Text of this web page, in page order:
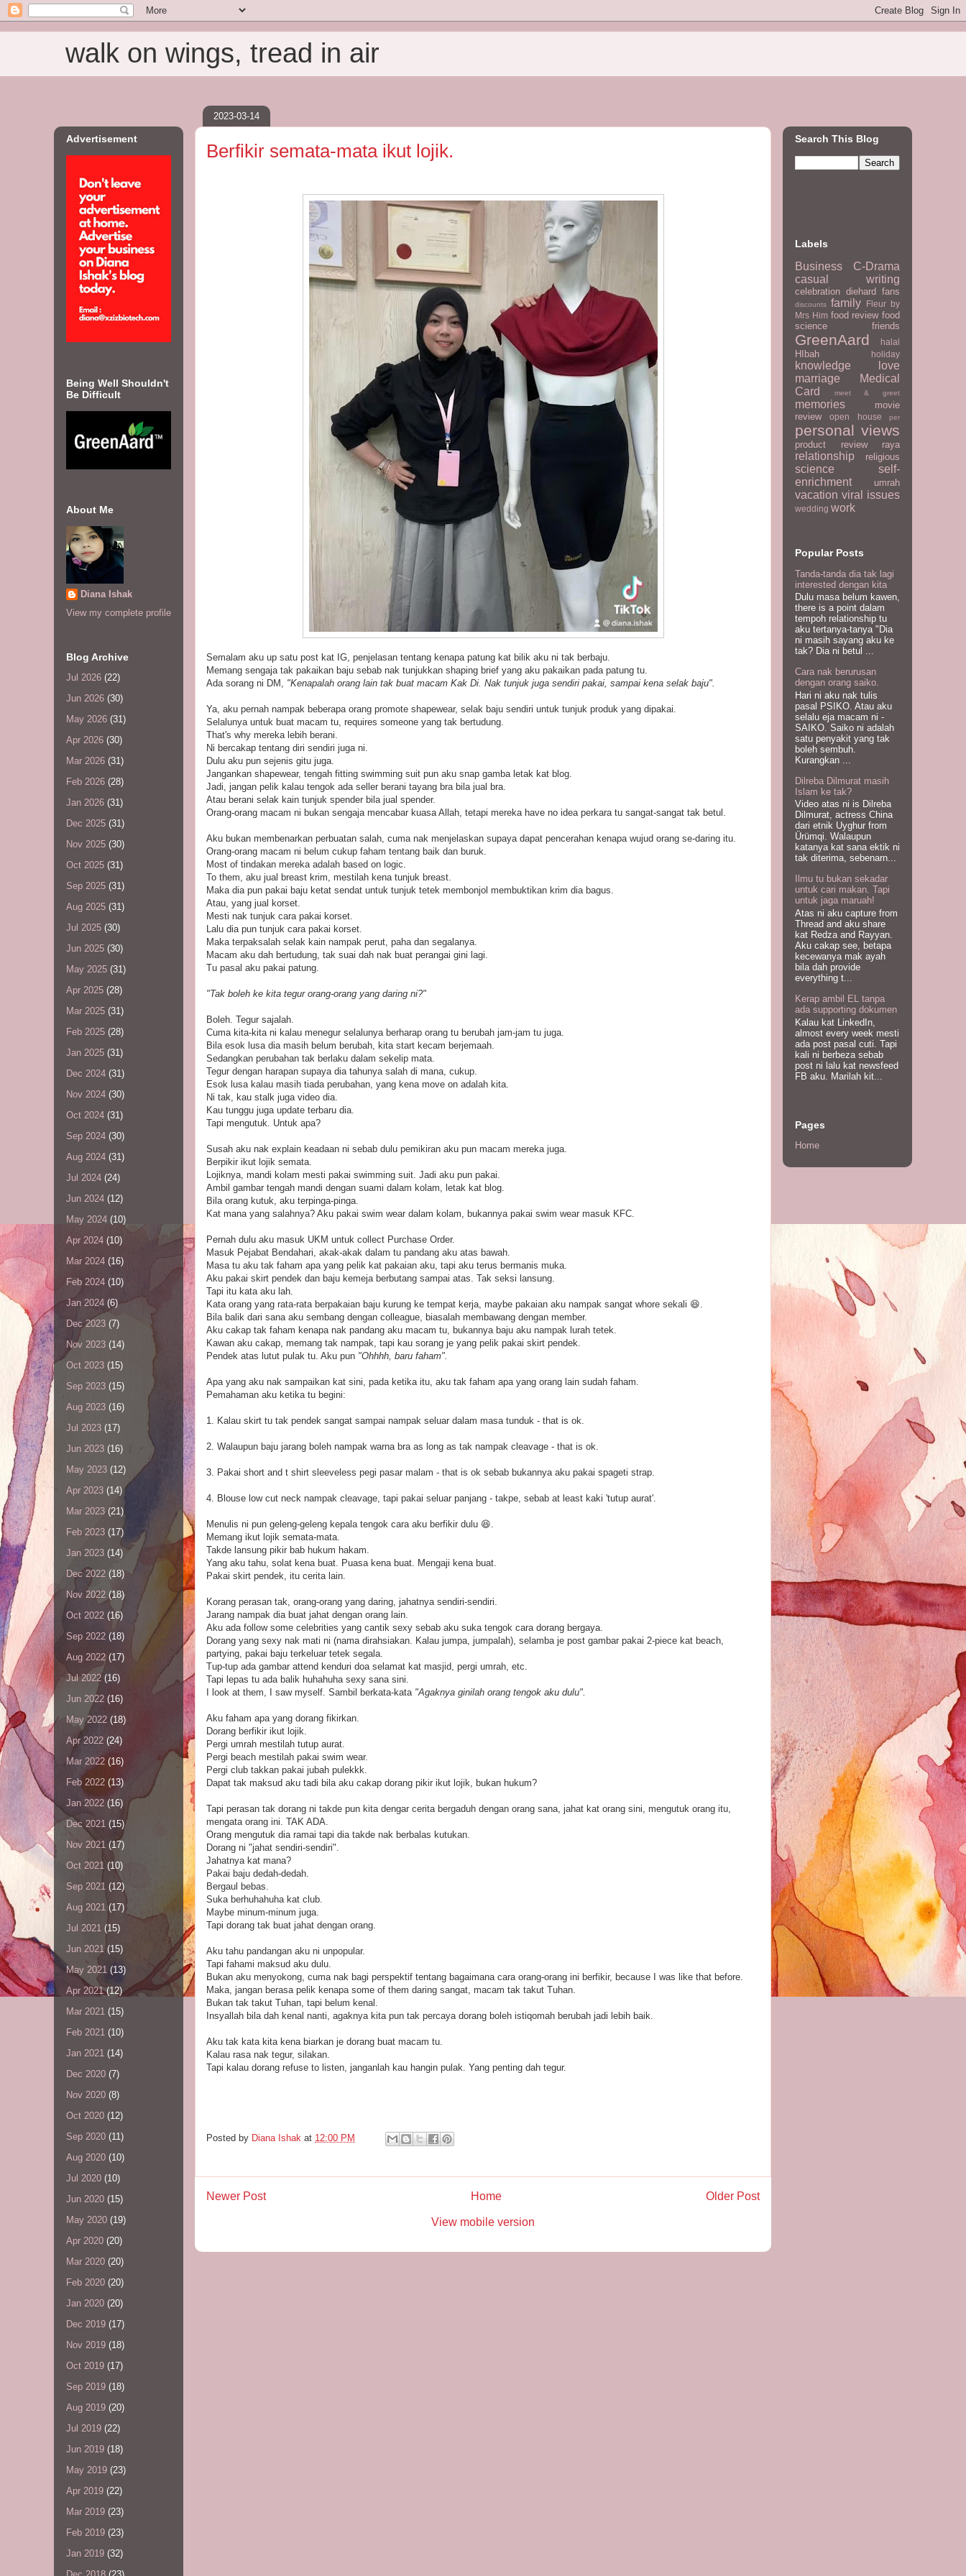
walk on wings, tread in air
2023-03-14
Berfikir semata-mata ikut lojik.
Semalam aku up satu post kat IG, penjelasan tentang kenapa patung kat bilik aku ni tak berbaju.
Memang sengaja tak pakaikan baju sebab nak tunjukkan shaping brief yang aku pakaikan pada patung tu.
Ada sorang ni DM, "Kenapalah orang lain tak buat macam Kak Di. Nak tunjuk juga sendiri pakai, sampai kena selak baju".
Ya, aku pernah nampak beberapa orang promote shapewear, selak baju sendiri untuk tunjuk produk yang dipakai.
Selalunya untuk buat macam tu, requires someone yang tak bertudung.
That's why mereka lebih berani.
Ni bercakap tentang diri sendiri juga ni.
Dulu aku pun sejenis gitu juga.
Jangankan shapewear, tengah fitting swimming suit pun aku snap gamba letak kat blog.
Jadi, jangan pelik kalau tengok ada seller berani tayang bra bila jual bra.
Atau berani selak kain tunjuk spender bila jual spender.
Orang-orang macam ni bukan sengaja mencabar kuasa Allah, tetapi mereka have no idea perkara tu sangat-sangat tak betul.
Aku bukan membenarkan perbuatan salah, cuma nak menjelaskan supaya dapat pencerahan kenapa wujud orang se-daring itu.
Orang-orang macam ni belum cukup faham tentang baik dan buruk.
Most of tindakan mereka adalah based on logic.
To them, aku jual breast krim, mestilah kena tunjuk breast.
Maka dia pun pakai baju ketat sendat untuk tunjuk tetek membonjol membuktikan krim dia bagus.
Atau, yang jual korset.
Mesti nak tunjuk cara pakai korset.
Lalu dia pun tunjuk cara pakai korset.
Maka terpaksalah selak kain nampak perut, paha dan segalanya.
Macam aku dah bertudung, tak suai dah nak buat perangai gini lagi.
Tu pasal aku pakai patung.
"Tak boleh ke kita tegur orang-orang yang daring ni?"
Boleh. Tegur sajalah.
Cuma kita-kita ni kalau menegur selalunya berharap orang tu berubah jam-jam tu juga.
Bila esok lusa dia masih belum berubah, kita start kecam berjemaah.
Sedangkan perubahan tak berlaku dalam sekelip mata.
Tegur dengan harapan supaya dia tahunya salah di mana, cukup.
Esok lusa kalau masih tiada perubahan, yang kena move on adalah kita.
Ni tak, kau stalk juga video dia.
Kau tunggu juga update terbaru dia.
Tapi mengutuk. Untuk apa?
Susah aku nak explain keadaan ni sebab dulu pemikiran aku pun macam mereka juga.
Berpikir ikut lojik semata.
Lojiknya, mandi kolam mesti pakai swimming suit. Jadi aku pun pakai.
Ambil gambar tengah mandi dengan suami dalam kolam, letak kat blog.
Bila orang kutuk, aku terpinga-pinga.
Kat mana yang salahnya? Aku pakai swim wear dalam kolam, bukannya pakai swim wear masuk KFC.
Pernah dulu aku masuk UKM untuk collect Purchase Order.
Masuk Pejabat Bendahari, akak-akak dalam tu pandang aku atas bawah.
Masa tu aku tak faham apa yang pelik kat pakaian aku, tapi aku terus bermanis muka.
Aku pakai skirt pendek dan baju kemeja berbutang sampai atas. Tak seksi lansung.
Tapi itu kata aku lah.
Kata orang yang rata-rata berpakaian baju kurung ke tempat kerja, maybe pakaian aku nampak sangat whore sekali 😆.
Bila balik dari sana aku sembang dengan colleague, biasalah membawang dengan member.
Aku cakap tak faham kenapa nak pandang aku macam tu, bukannya baju aku nampak lurah tetek.
Kawan aku cakap, memang tak nampak, tapi kau sorang je yang pelik pakai skirt pendek.
Pendek atas lutut pulak tu. Aku pun "Ohhhh, baru faham".
Apa yang aku nak sampaikan kat sini, pada ketika itu, aku tak faham apa yang orang lain sudah faham.
Pemahaman aku ketika tu begini:
1. Kalau skirt tu tak pendek sangat sampai nampak seluar dalam masa tunduk - that is ok.
2. Walaupun baju jarang boleh nampak warna bra as long as tak nampak cleavage - that is ok.
3. Pakai short and t shirt sleeveless pegi pasar malam - that is ok sebab bukannya aku pakai spageti strap.
4. Blouse low cut neck nampak cleavage, tapi pakai seluar panjang - takpe, sebab at least kaki 'tutup aurat'.
Menulis ni pun geleng-geleng kepala tengok cara aku berfikir dulu 😆.
Memang ikut lojik semata-mata.
Takde lansung pikir bab hukum hakam.
Yang aku tahu, solat kena buat. Puasa kena buat. Mengaji kena buat.
Pakai skirt pendek, itu cerita lain.
Korang perasan tak, orang-orang yang daring, jahatnya sendiri-sendiri.
Jarang nampak dia buat jahat dengan orang lain.
Aku ada follow some celebrities yang cantik sexy sebab aku suka tengok cara dorang bergaya.
Dorang yang sexy nak mati ni (nama dirahsiakan. Kalau jumpa, jumpalah), selamba je post gambar pakai 2-piece kat beach,
partying, pakai baju terkeluar tetek segala.
Tup-tup ada gambar attend kenduri doa selamat kat masjid, pergi umrah, etc.
Tapi lepas tu ada balik huhahuha sexy sana sini.
I look at them, I saw myself. Sambil berkata-kata "Agaknya ginilah orang tengok aku dulu".
Aku faham apa yang dorang fikirkan.
Dorang berfikir ikut lojik.
Pergi umrah mestilah tutup aurat.
Pergi beach mestilah pakai swim wear.
Pergi club takkan pakai jubah pulekkk.
Dapat tak maksud aku tadi bila aku cakap dorang pikir ikut lojik, bukan hukum?
Tapi perasan tak dorang ni takde pun kita dengar cerita bergaduh dengan orang sana, jahat kat orang sini, mengutuk orang itu,
mengata orang ini. TAK ADA.
Orang mengutuk dia ramai tapi dia takde nak berbalas kutukan.
Dorang ni "jahat sendiri-sendiri".
Jahatnya kat mana?
Pakai baju dedah-dedah.
Bergaul bebas.
Suka berhuhahuha kat club.
Maybe minum-minum juga.
Tapi dorang tak buat jahat dengan orang.
Aku tahu pandangan aku ni unpopular.
Tapi fahami maksud aku dulu.
Bukan aku menyokong, cuma nak bagi perspektif tentang bagaimana cara orang-orang ini berfikir, because I was like that before.
Maka, jangan berasa pelik kenapa some of them daring sangat, macam tak takut Tuhan.
Bukan tak takut Tuhan, tapi belum kenal.
Insyallah bila dah kenal nanti, agaknya kita pun tak percaya dorang boleh istiqomah berubah jadi lebih baik.
Aku tak kata kita kena biarkan je dorang buat macam tu.
Kalau rasa nak tegur, silakan.
Tapi kalau dorang refuse to listen, janganlah kau hangin pulak. Yang penting dah tegur.
Posted by Diana Ishak at 12:00 PM
Newer Post Older Post
Home
View mobile version
Advertisement
Being Well Shouldn't
Be Difficult
About Me
Diana Ishak
View my complete profile
Blog Archive
Jul 2026 (22)
Jun 2026 (30)
May 2026 (31)
Apr 2026 (30)
Mar 2026 (31)
Feb 2026 (28)
Jan 2026 (31)
Dec 2025 (31)
Nov 2025 (30)
Oct 2025 (31)
Sep 2025 (31)
Aug 2025 (31)
Jul 2025 (30)
Jun 2025 (30)
May 2025 (31)
Apr 2025 (28)
Mar 2025 (31)
Feb 2025 (28)
Jan 2025 (31)
Dec 2024 (31)
Nov 2024 (30)
Oct 2024 (31)
Sep 2024 (30)
Aug 2024 (31)
Jul 2024 (24)
Jun 2024 (12)
May 2024 (10)
Apr 2024 (10)
Mar 2024 (16)
Feb 2024 (10)
Jan 2024 (6)
Dec 2023 (7)
Nov 2023 (14)
Oct 2023 (15)
Sep 2023 (15)
Aug 2023 (16)
Jul 2023 (17)
Jun 2023 (16)
May 2023 (12)
Apr 2023 (14)
Mar 2023 (21)
Feb 2023 (17)
Jan 2023 (14)
Dec 2022 (18)
Nov 2022 (18)
Oct 2022 (16)
Sep 2022 (18)
Aug 2022 (17)
Jul 2022 (16)
Jun 2022 (16)
May 2022 (18)
Apr 2022 (24)
Mar 2022 (16)
Feb 2022 (13)
Jan 2022 (16)
Dec 2021 (15)
Nov 2021 (17)
Oct 2021 (10)
Sep 2021 (12)
Aug 2021 (17)
Jul 2021 (15)
Jun 2021(15)
May 2021 (13)
Apr 2021(12)
Mar 2021 (15)
Feb 2021 (10)
Jan 2021 (14)
Dec 2020 (7)
Nov 2020 (8)
Oct 2020 (12)
Sep 2020 (11)
Aug 2020 (10)
Jul 2020 (10)
Jun 2020 (15)
May 2020 (19)
Apr 2020 (20)
Mar 2020 (20)
Feb 2020 (20)
Jan 2020 (20)
Dec 2019 (17)
Nov 2019 (18)
Oct 2019 (17)
Sep 2019 (18)
Aug 2019 (20)
Jul 2019 (22)
Jun 2019 (18)
May 2019 (23)
Apr 2019 (22)
Mar 2019 (23)
Feb 2019 (23)
Jan 2019 (32)
Search This Blog
Labels
Business
C-Drama
casual writing
celebration diehard fans
discounts family
Fleur by
Mrs Him food review food
science
friends
GreenAard halal
HIbah holiday
knowledge
love
marriage
Medical
Card
meet & greet
memories
movie
review
open house per
personal views
product review raya
relationship religious
science
self-
enrichment
umrah
vacation viral issues
wedding work
Popular Posts
Tanda-tanda dia tak lagi
interested dengan kita
Dulu masa belum kawen,
there is a point dalam
tempoh relationship tu
aku tertanya-tanya "Dia
ni masih sayang aku ke
tak? Dia ni betul ...
Cara nak berurusan
dengan orang saiko.
Hari ni aku nak tulis
pasal PSIKO. Atau aku
selalu eja macam ni -
SAIKO. Saiko ni adalah
satu penyakit yang tak
boleh sembuh.
Kurangkan ...
Dilreba Dilmurat masih
Islam ke tak?
Video atas ni is Dilreba
Dilmurat, actress China
dari etnik Uyghur from
Ürümqi. Walaupun
katanya kat sana ektik ni
tak diterima, sebenarn...
Ilmu tu bukan sekadar
untuk cari makan. Tapi
untuk jaga maruah!
Atas ni aku capture from
Thread and aku share
kat Redza and Rayyan.
Aku cakap see, betapa
kecewanya mak ayah
bila dah provide
everything t...
Kerap ambil EL tanpa
ada supporting dokumen
Kalau kat LinkedIn,
almost every week mesti
ada post pasal cuti. Tapi
kali ni berbeza sebab
post ni lalu kat newsfeed
FB aku. Marilah kit...
Pages
Home